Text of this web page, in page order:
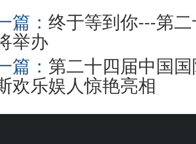
篇： 终于等到你---第
举办
篇： 第二十四届中国
欢乐娱人惊艳亮相